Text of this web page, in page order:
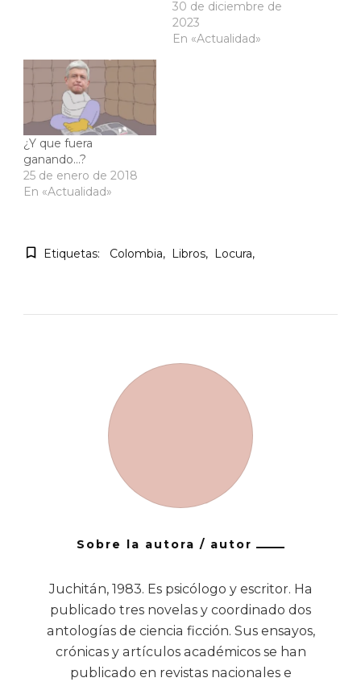
30 de diciembre de
2023
En «Actualidad»
¿Y que fuera
ganando…?
25 de enero de 2018
En «Actualidad»
Etiquetas: Colombia Libros Locura
Sobre la autora / autor
Juchitán, 1983. Es psicólogo y escritor. Ha
publicado tres novelas y coordinado dos
antologías de ciencia ficción. Sus ensayos,
crónicas y artículos académicos se han
publicado en revistas nacionales e